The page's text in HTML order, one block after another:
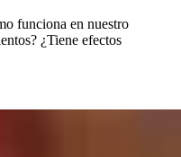
funciona en nuestro
¿Tiene efectos